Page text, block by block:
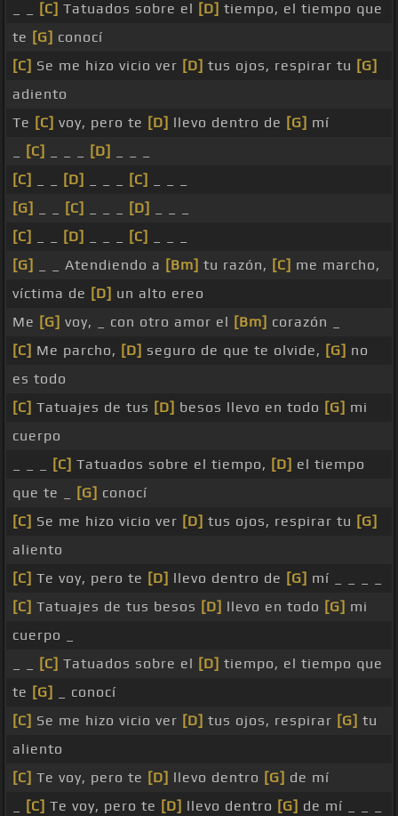
[C] Tatuados sobre el [D] tiempo, el tiempo que
te [G] conocí
[C] Se me hizo vicio ver [D] tus ojos, respirar tu [G]
adiento
Te [C] voy, pero te [D] llevo dentro de [G] mí
[C] [D]
[C]
[D] [C]
[G]
[C] [D]
[C]
[D] [C]
[G]
_ _ Atendiendo a [Bm] tu razón, [C] me marcho,
víctima de [D] un alto ereo
Me [G] voy, _ con otro amor el [Bm] corazón _
[C] Me parcho, [D] seguro de que te olvide, [G] no
es todo
[C] Tatuajes de tus [D] besos llevo en todo [G] mi
cuerpo
[C] Tatuados sobre el tiempo, [D] el tiempo
que te _
[G] conocí
[C] Se me hizo vicio ver [D] tus ojos, respirar tu [G]
aliento
[C] Te voy, pero te [D] llevo dentro de [G] mí _ _ _ _
[C] Tatuajes de tus besos [D] llevo en todo [G] mi
cuerpo _
[C] Tatuados sobre el [D] tiempo, el tiempo que
te [G]
_ conocí
[C] Se me hizo vicio ver [D] tus ojos, respirar [G] tu
aliento
[C] Te voy, pero te [D] llevo dentro [G] de mí
[C] Te voy, pero te [D] llevo dentro [G] de mí _ _ _